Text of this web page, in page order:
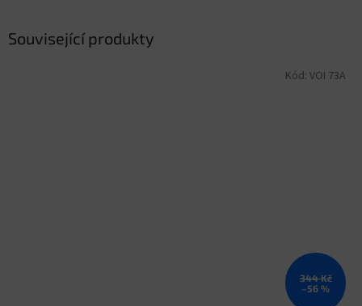
Související produkty
344 Kč
–56 %
Kód: VOI 73A